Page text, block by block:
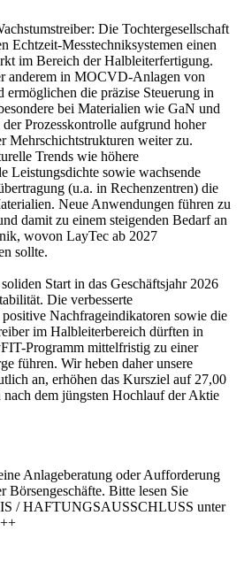
Die Tochtergesellschaft
Echtzeit-Messtechniksystemen einen
im Bereich der Halbleiterfertigung.
anderem in MOCVD-Anlagen von
ermöglichen die präzise Steuerung in
bei Materialien wie GaN und
Prozesskontrolle aufgrund hoher
Mehrschichtstrukturen weiter zu.
Trends wie höhere
Leistungsdichte sowie wachsende
(u.a. in Rechenzentren) die
Neue Anwendungen führen zu
damit zu einem steigenden Bedarf an
wovon LayTec ab 2027
sollte.
Start in das Geschäftsjahr 2026
Die verbesserte
Nachfrageindikatoren sowie die
im Halbleiterbereich dürften in
Programm mittelfristig zu einer
führen. Wir heben daher unsere
an, erhöhen das Kursziel auf 27,00
dem jüngsten Hochlauf der Aktie
Anlageberatung oder Aufforderung
Börsengeschäfte. Bitte lesen Sie
/ HAFTUNGSAUSSCHLUSS unter